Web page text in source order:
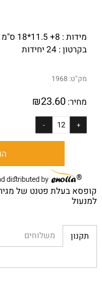
מידות : 8+ 11.5*18 ס"מ
בקרטון : 24 יחידות
מק"ט: 1968
מחיר: ₪23.60
קופסא בעלת פטנט של
למנעול
תקנון משלוחים